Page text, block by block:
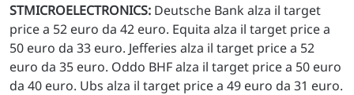
STMICROELECTRONICS: Deutsche Bank alza il target
price a 52 euro da 42 euro. Equita alza il target price a
50 euro da 33 euro. Jefferies alza il target price a 52
euro da 35 euro. Oddo BHF alza il target price a 50 euro
da 40 euro. Ubs alza il target price a 49 euro da 31 euro.